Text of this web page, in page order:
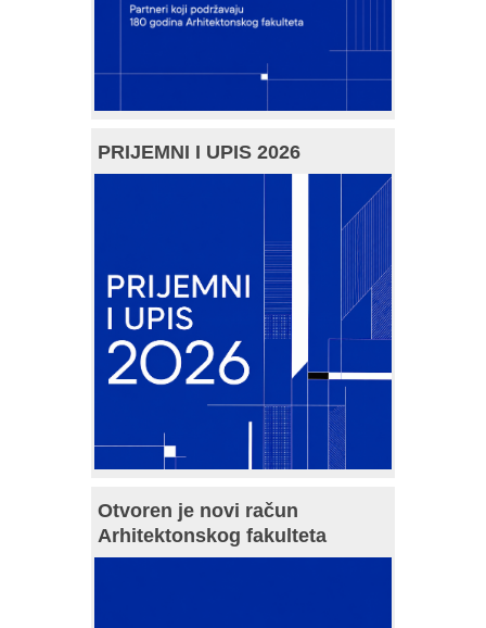
PRIJEMNI I UPIS 2026
Otvoren je novi račun
Arhitektonskog fakulteta